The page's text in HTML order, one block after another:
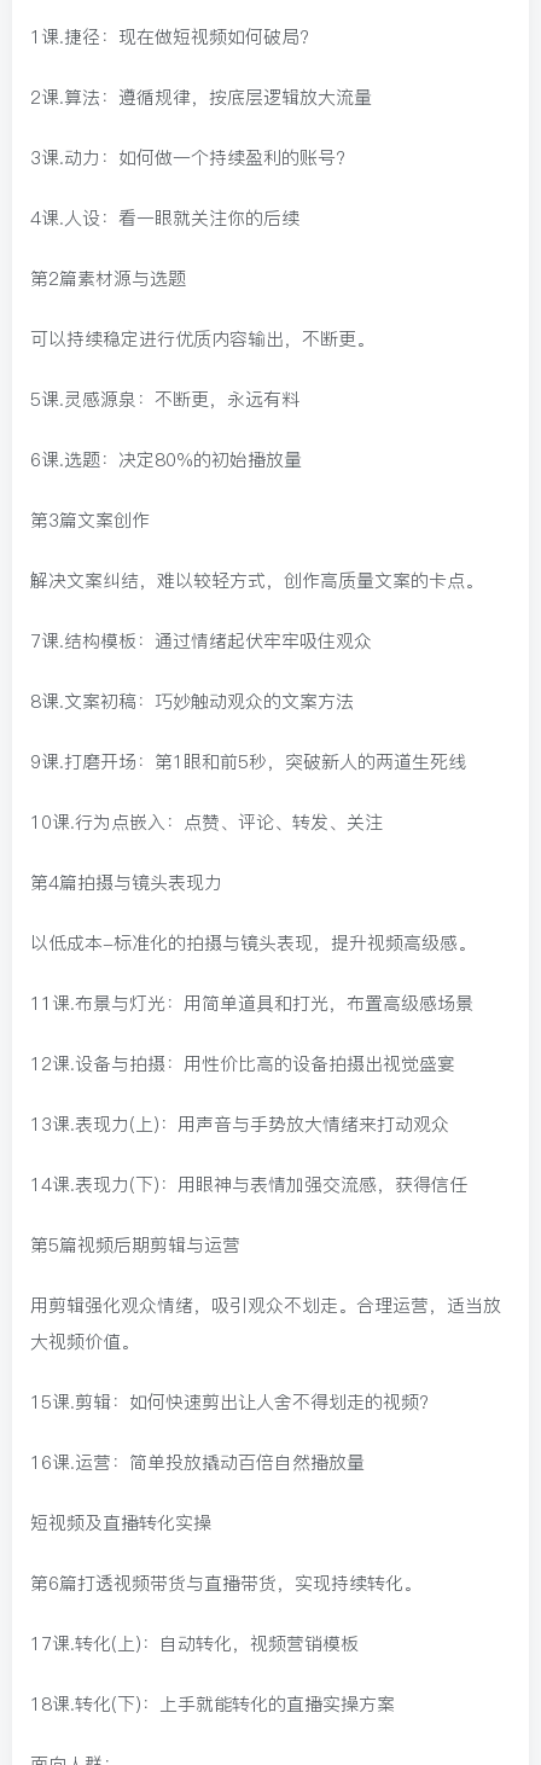
1课.捷径：现在做短视频如何破局?
2课.算法：遵循规律，按底层逻辑放大流量
3课.动力：如何做一个持续盈利的账号?
4课.人设：看一眼就关注你的后续
第2篇素材源与选题
可以持续稳定进行优质内容输出，不断更。
5课.灵感源泉：不断更，永远有料
6课.选题：决定80%的初始播放量
第3篇文案创作
解决文案纠结，难以较轻方式，创作高质量文案的卡点。
7课.结构模板：通过情绪起伏牢牢吸住观众
8课.文案初稿：巧妙触动观众的文案方法
9课.打磨开场：第1眼和前5秒，突破新人的两道生死线
10课.行为点嵌入：点赞、评论、转发、关注
第4篇拍摄与镜头表现力
以低成本-标准化的拍摄与镜头表现，提升视频高级感。
11课.布景与灯光：用简单道具和打光，布置高级感场景
12课.设备与拍摄：用性价比高的设备拍摄出视觉盛宴
13课.表现力(上)：用声音与手势放大情绪来打动观众
14课.表现力(下)：用眼神与表情加强交流感，获得信任
第5篇视频后期剪辑与运营
用剪辑强化观众情绪，吸引观众不划走。合理运营，适当放
大视频价值。
15课.剪辑：如何快速剪出让人舍不得划走的视频?
16课.运营：简单投放撬动百倍自然播放量
短视频及直播转化实操
第6篇打透视频带货与直播带货，实现持续转化。
17课.转化(上)：自动转化，视频营销模板
18课.转化(下)：上手就能转化的直播实操方案